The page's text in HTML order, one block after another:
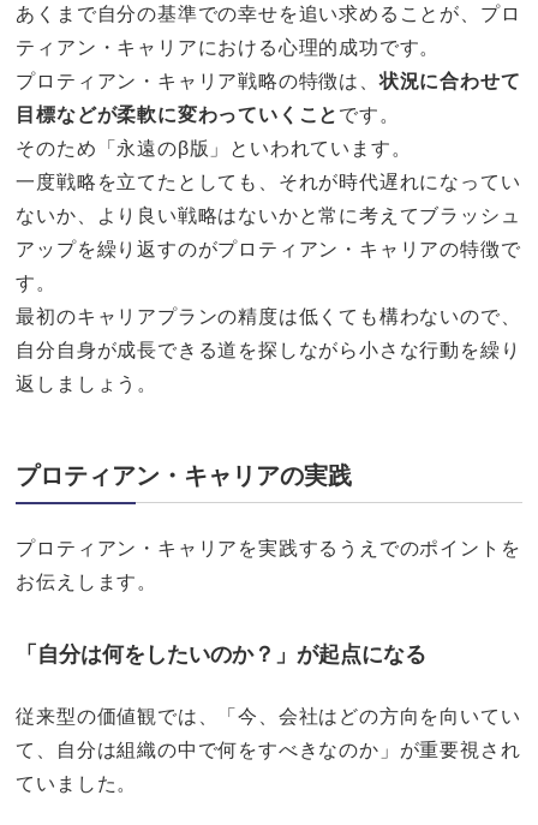
あくまで自分の基準での幸せを追い求めることが、プロ
ティアン・キャリアにおける心理的成功です。
プロティアン・キャリア戦略の特徴は、状況に合わせて
目標などが柔軟に変わっていくこと です。
そのため「永遠のβ版」といわれています。
一度戦略を立てたとしても、それが時代遅れになってい
ないか、より良い戦略はないかと常に考えてブラッシュ
アップを繰り返すのがプロティアン・キャリアの特徴で
す。
最初のキャリアプランの精度は低くても構わないので、
自分自身が成長できる道を探しながら小さな行動を繰り
返しましょう。
プロティアン・キャリアの実践
プロティアン・キャリアを実践するうえでのポイントを
お伝えします。
「自分は何をしたいのか？」が起点になる
従来型の価値観では、「今、会社はどの方向を向いてい
て、自分は組織の中で何をすべきなのか」が重要視され
ていました。